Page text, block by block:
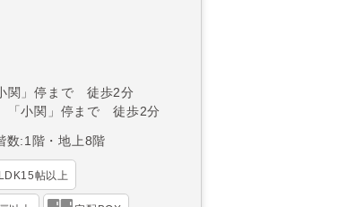
関」停まで 徒歩2分
小関」停まで 徒歩2分
数:1階・地上8階
LDK15帖以上